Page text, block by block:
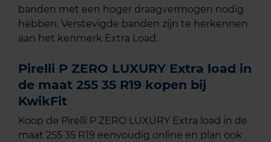
banden met een hoger draagvermogen nodig
hebben. Verstevigde banden zijn te herkennen
aan het kenmerk Extra Load.
Pirelli P ZERO LUXURY Extra load in
de maat 255 35 R19 kopen bij
KwikFit
Koop de Pirelli P ZERO LUXURY Extra load in de
maat 255 35 R19 eenvoudig online en plan ook